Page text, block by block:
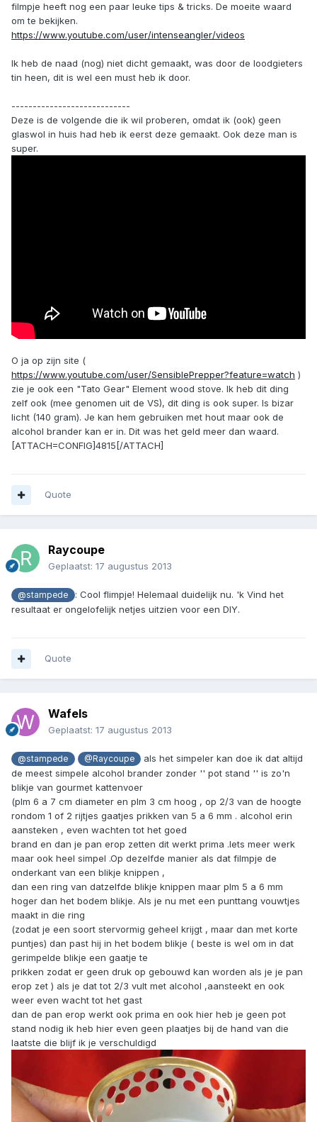
filmpje heeft nog een paar leuke tips & tricks. De moeite waard
om te bekijken.
https://www.youtube.com/user/intenseangler/videos
Ik heb de naad (nog) niet dicht gemaakt, was door de loodgieters
tin heen, dit is wel een must heb ik door.
----------------------------
Deze is de volgende die ik wil proberen, omdat ik (ook) geen
glaswol in huis had heb ik eerst deze gemaakt. Ook deze man is
super.
O ja op zijn site (
https://www.youtube.com/user/SensiblePrepper?feature=watch )
zie je ook een "Tato Gear" Element wood stove. Ik heb dit ding
zelf ook (mee genomen uit de VS), dit ding is ook super. Is bizar
licht (140 gram). Je kan hem gebruiken met hout maar ook de
alcohol brander kan er in. Dit was het geld meer dan waard.
[ATTACH=CONFIG]4815[/ATTACH]
Quote
Raycoupe
Geplaatst: 17 augustus 2013
@stampede
: Cool flimpje! Helemaal duidelijk nu. 'k Vind het
resultaat er ongelofelijk netjes uitzien voor een DIY.
Quote
Wafels
Geplaatst: 17 augustus 2013
@stampede @Raycoupe
als het simpeler kan doe ik dat altijd
de meest simpele alcohol brander zonder '' pot stand '' is zo'n
blikje van gourmet kattenvoer
(plm 6 a 7 cm diameter en plm 3 cm hoog , op 2/3 van de hoogte
rondom 1 of 2 rijtjes gaatjes prikken van 5 a 6 mm . alcohol erin
aansteken , even wachten tot het goed
brand en dan je pan erop zetten dit werkt prima .Iets meer werk
maar ook heel simpel .Op dezelfde manier als dat filmpje de
onderkant van een blikje knippen ,
dan een ring van datzelfde blikje knippen maar plm 5 a 6 mm
hoger dan het bodem blikje. Als je nu met een punttang vouwtjes
maakt in die ring
(zodat je een soort stervormig geheel krijgt , maar dan met korte
puntjes) dan past hij in het bodem blikje ( beste is wel om in dat
gerimpelde blikje een gaatje te
prikken zodat er geen druk op gebouwd kan worden als je je pan
erop zet ) als je dat tot 2/3 vult met alcohol ,aansteekt en ook
weer even wacht tot het gast
dan de pan erop werkt ook prima en ook hier heb je geen pot
stand nodig ik heb hier even geen plaatjes bij de hand van die
laatste die blijf ik je verschuldigd